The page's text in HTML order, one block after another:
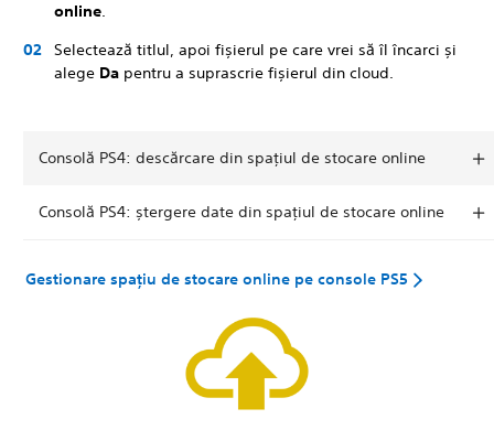
online.
Selectează titlul, apoi fișierul pe care vrei să îl încarci și
alege Da pentru a suprascrie fișierul din cloud.
Consolă PS4: descărcare din spațiul de stocare online
Consolă PS4: ștergere date din spațiul de stocare online
Gestionare spațiu de stocare online pe console PS5